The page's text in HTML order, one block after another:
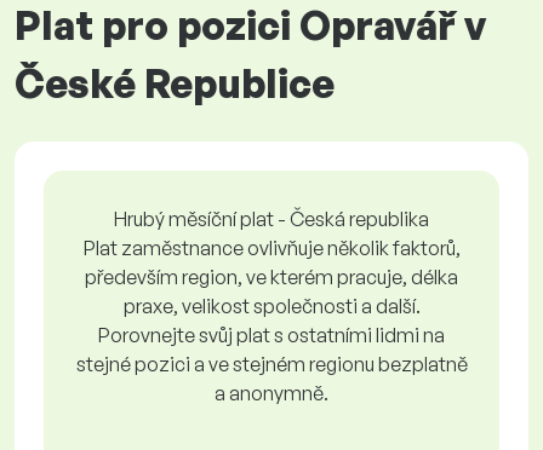
Plat pro pozici Opravář v
České Republice
Hrubý měsíční plat - Česká republika
Plat zaměstnance ovlivňuje několik faktorů,
především region, ve kterém pracuje, délka
praxe, velikost společnosti a další.
Porovnejte svůj plat s ostatními lidmi na
stejné pozici a ve stejném regionu bezplatně
a anonymně.